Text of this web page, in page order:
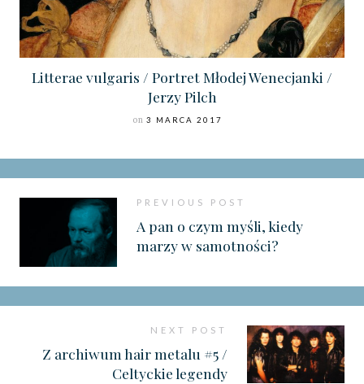
Litterae vulgaris / Portret Młodej Wenecjanki /
Jerzy Pilch
on 3 MARCA 2017
PREVIOUS POST
A pan o czym myśli, kiedy
marzy w samotności?
NEXT POST
Z archiwum hair metalu #5 /
Celtyckie legendy